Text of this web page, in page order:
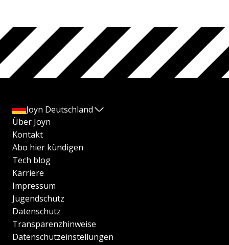
Joyn Deutschland
Über Joyn
Kontakt
Abo hier kündigen
Tech blog
Karriere
Impressum
Jugendschutz
Datenschutz
Transparenzhinweise
Datenschutzeinstellungen